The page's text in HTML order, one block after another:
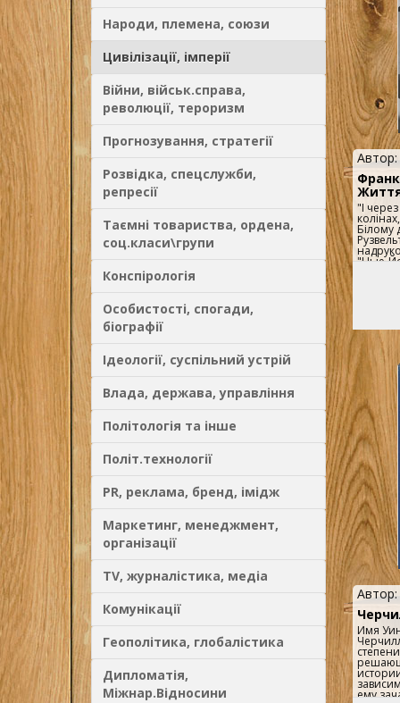
Народи, племена, союзи
Цивілізації, імперії
Війни, військ.справа,
революції, тероризм
Прогнозування, стратегії
Розвідка, спецслужби,
репресії
Таємні товариства, ордена,
соц.класи\групи
Конспірологія
Особистості, спогади,
біографії
Ідеології, суспільний устрій
Влада, держава, управління
Політологія та інше
Політ.технології
PR, реклама, бренд, імідж
Маркетинг, менеджмент,
організації
TV, журналістика, медіа
Комунікації
Геополітика, глобалістика
Дипломатія,
Міжнар.Відносини
Автор:
"І
Білому
"Нью-
внесок
а далі
інших
лідера,
чотири
-
тут
Автор:
Имя
ему